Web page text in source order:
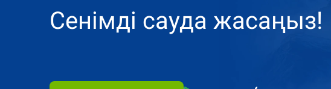
Сенімді сауда жасаңыз!